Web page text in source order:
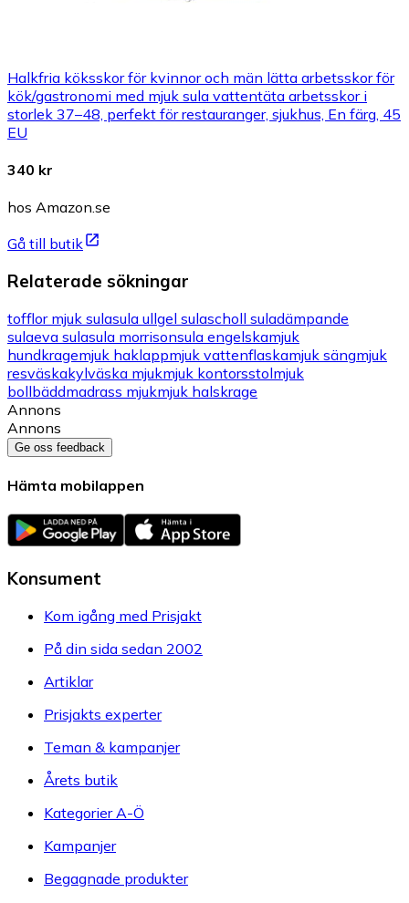
Halkfria köksskor för kvinnor och män lätta arbetsskor för
kök/gastronomi med mjuk sula vattentäta arbetsskor i
storlek 37–48, perfekt för restauranger, sjukhus, En färg, 45
EU
340 kr
hos Amazon.se
Gå till butik
Relaterade sökningar
tofflor mjuk sulasula ullgel sulascholl suladämpande
sulaeva sulasula morrisonsula engelskamjuk
hundkragemjuk haklappmjuk vattenflaskamjuk sängmjuk
resväskakylväska mjukmjuk kontorsstolmjuk
bollbäddmadrass mjukmjuk halskrage
Annons
Annons
Ge oss feedback
Hämta mobilappen
Konsument
Kom igång med Prisjakt
På din sida sedan 2002
Artiklar
Prisjakts experter
Teman & kampanjer
Årets butik
Kategorier A-Ö
Kampanjer
Begagnade produkter